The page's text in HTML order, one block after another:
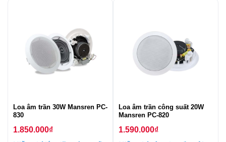
Loa âm trần 30W Mansren PC-
830
1.850.000₫
Loa âm trần công suất 20W
Mansren PC-820
1.590.000₫